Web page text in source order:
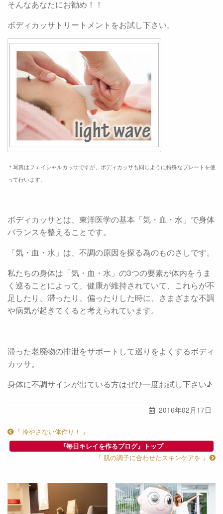
そんなあなたにお勧め！！
ボディカッサトリートメントをお試し下さい。
＊写真はフェイシャルカッサですが、ボディカッサも同じように特殊なプレートを使
って行います。
ボディカッサとは、東洋医学の基本「気・血・水」で身体
バランスを整えることです。
「気・血・水」は、不調の原因を探る為のものさしです。
私たちの身体は「気・血・水」の3つの要素が体内をうま
く巡ることによって、健康が維持されていて、これらが不
足したり、滞ったり、偏ったりした時に、さまざまな不調
や病気が起きてくると考えられています。
滞った老廃物の排泄をサポートして巡りをよくするボディ
カッサ。
身体に不調サインが出ている方はぜひ一度お試し下さい♪
2016年02月17日
『 冷やさない体作り！ 』
『毎日キレイを作るブログ』トップ
『 肌の調子に合わせたスキンケアを 』